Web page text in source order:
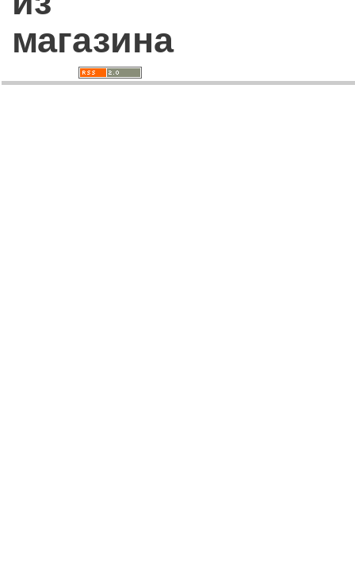
магазина